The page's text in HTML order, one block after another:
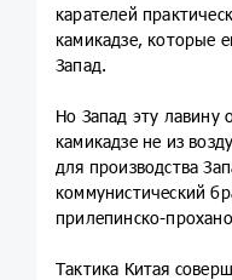
карателей
камикадзе, которые
Запад.
Но Запад эту лавину
камикадзе не из
для производства
коммунистический
прилепинско-
Тактика Китая